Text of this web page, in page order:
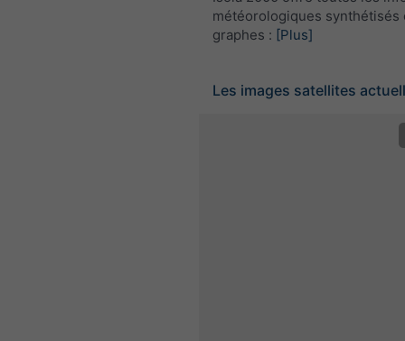
météorologiques synthétisés
graphes : [Plus]
Les images satellites